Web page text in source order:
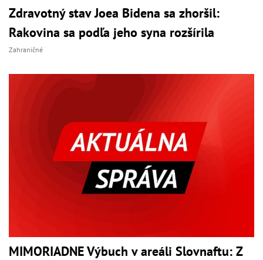
Zdravotný stav Joea Bidena sa zhoršil:
Rakovina sa podľa jeho syna rozšírila
Zahraničné
MIMORIADNE Výbuch v areáli Slovnaftu: Z